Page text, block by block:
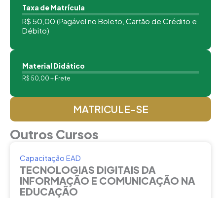
Taxa de Matrícula
R$ 50,00 (Pagável no Boleto, Cartão de Crédito e
Débito)
Material Didático
R$ 50,00 + Frete
MATRICULE-SE
Outros Cursos
Capacitação EAD
TECNOLOGIAS DIGITAIS DA
INFORMAÇÃO E COMUNICAÇÃO NA
EDUCAÇÃO